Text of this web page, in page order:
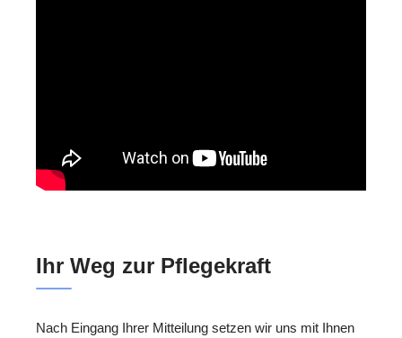
Ihr Weg zur Pflegekraft
Nach Eingang Ihrer Mitteilung setzen wir uns mit Ihnen